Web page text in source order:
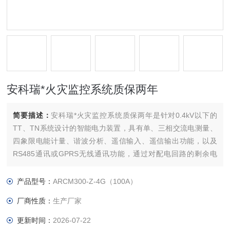
安科瑞*火灾监控系统质保两年
简要描述：安科瑞*火灾监控系统质保两年是针对0.4kV以下的
TT、TN系统设计的智能电力装置，具有单、三相交流电测量、
四象限电能计量、谐波分析、遥信输入、遥信输出功能，以及
RS485通讯或GPRS无线通讯功能，通过对配电回路的剩余电
产品型号：ARCM300-Z-4G（100A）
厂商性质：生产厂家
更新时间： 2026-07-22